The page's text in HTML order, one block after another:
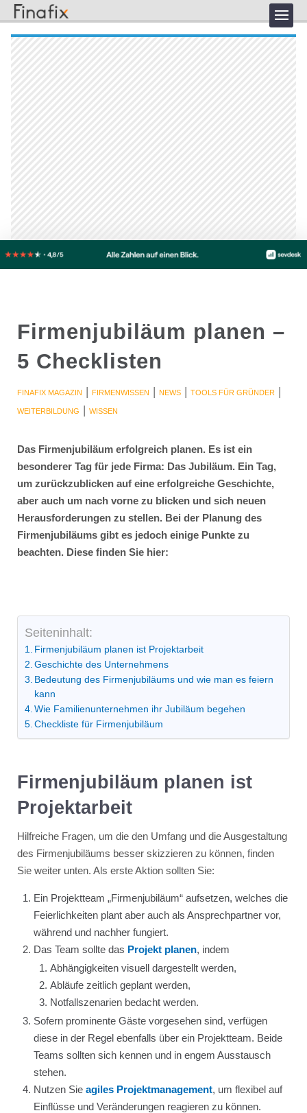
Firmenjubiläum planen –
5 Checklisten
FINAFIX MAGAZIN | FIRMENWISSEN | NEWS| TOOLS FÜR GRÜNDER|
WEITERBILDUNG | WISSEN
Das Firmenjubiläum erfolgreich planen. Es ist ein
besonderer Tag für jede Firma: Das Jubiläum. Ein Tag,
um zurückzublicken auf eine erfolgreiche Geschichte,
aber auch um nach vorne zu blicken und sich neuen
Herausforderungen zu stellen. Bei der Planung des
Firmenjubiläums gibt es jedoch einige Punkte zu
beachten. Diese finden Sie hier:
Seiteninhalt:
Firmenjubiläum planen ist Projektarbeit
Geschichte des Unternehmens
Bedeutung des Firmenjubiläums und wie man es feiern
kann
Wie Familienunternehmen ihr Jubiläum begehen
Checkliste für Firmenjubiläum
Firmenjubiläum planen ist
Projektarbeit
Hilfreiche Fragen, um die den Umfang und die Ausgestaltung
des Firmenjubiläums besser skizzieren zu können, finden
Sie weiter unten. Als erste Aktion sollten Sie:
Ein Projektteam „Firmenjubiläum“ aufsetzen, welches die
Feierlichkeiten plant aber auch als Ansprechpartner vor,
während und nachher fungiert.
Das Team sollte das Projekt planen, indem
Abhängigkeiten visuell dargestellt werden,
Abläufe zeitlich geplant werden,
Notfallszenarien bedacht werden.
Sofern prominente Gäste vorgesehen sind, verfügen
diese in der Regel ebenfalls über ein Projektteam. Beide
Teams sollten sich kennen und in engem Ausstausch
stehen.
Nutzen Sie agiles Projektmanagement, um flexibel auf
Einflüsse und Veränderungen reagieren zu können.